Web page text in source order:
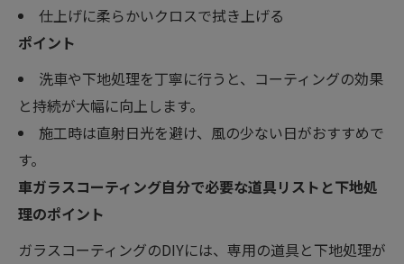
仕上げに柔らかいクロスで拭き上げる
ポイント
洗車や下地処理を丁寧に行うと、コーティングの効果
と持続が大幅に向上します。
施工時は直射日光を避け、風の少ない日がおすすめで
す。
車ガラスコーティング自分で必要な道具リストと下地処
理のポイント
ガラスコーティングのDIYには、専用の道具と下地処理が